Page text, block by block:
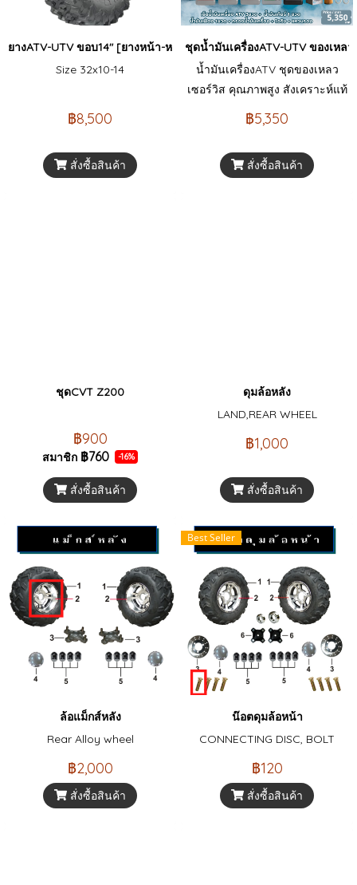
ยางATV-UTV ขอบ14" [ยางหน้า-หลัง]
Size 32x10-14
฿8,500
สั่งซื้อสินค้า
ชุดน้ำมันเครื่องATV-UTV ของเหล
น้ำมันเครื่องATV ชุดของเหลว
เซอร์วิส คุณภาพสูง สังเคราะห์แท้
จากแบรนด์ AMSOIL แท้ 100%
จากอเมริกา ผลิตมาเพื่อรถ ATV
UTV POWERSPORT โดยเฉพาะ
฿5,350
สั่งซื้อสินค้า
ชุดCVT Z200
฿900
สมาชิก ฿760 -16%
สั่งซื้อสินค้า
ดุมล้อหลัง
LAND,REAR WHEEL
฿1,000
สั่งซื้อสินค้า
ล้อแม็กส์หลัง
Rear Alloy wheel
฿2,000
สั่งซื้อสินค้า
Best Seller
น๊อตดุมล้อหน้า
CONNECTING DISC, BOLT
฿120
สั่งซื้อสินค้า